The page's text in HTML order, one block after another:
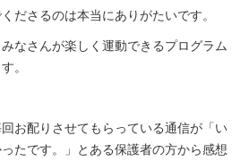
ださるのは本当にありがたいです。
なさんが楽しく運動できるプログラム
。
お配りさせてもらっている通信が「い
たです。」とある保護者の方から感想